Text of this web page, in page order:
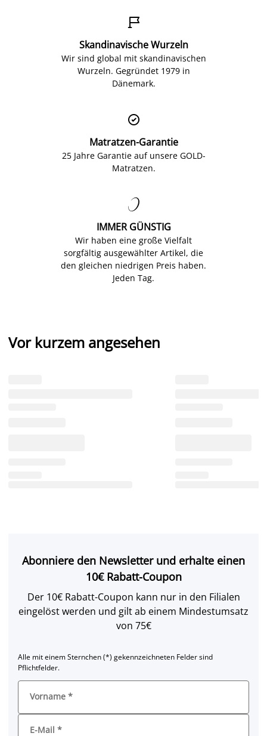

Skandinavische Wurzeln
Wir sind global mit skandinavischen
Wurzeln. Gegründet 1979 in
Dänemark.

Matratzen-Garantie
25 Jahre Garantie auf unsere GOLD-
Matratzen.

IMMER GÜNSTIG
Wir haben eine große Vielfalt
sorgfältig ausgewählter Artikel, die
den gleichen niedrigen Preis haben.
Jeden Tag.
Vor kurzem angesehen
Abonniere den Newsletter und erhalte einen
10€ Rabatt-Coupon
Der 10€ Rabatt-Coupon kann nur in den Filialen
eingelöst werden und gilt ab einem Mindestumsatz
von 75€
Alle mit einem Sternchen (*) gekennzeichneten Felder sind
Pflichtfelder.
Vorname *
E-Mail *